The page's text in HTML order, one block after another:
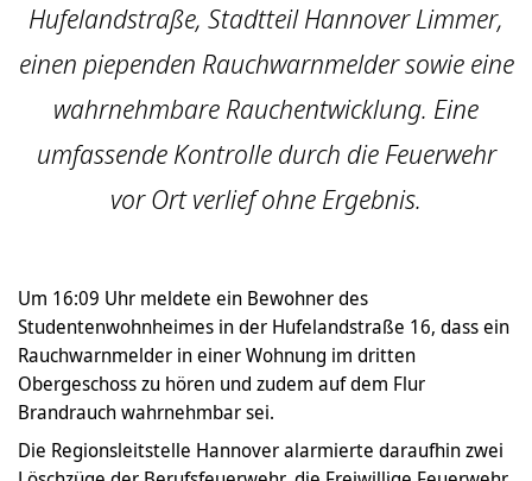
Hufelandstraße, Stadtteil Hannover Limmer,
einen piependen Rauchwarnmelder sowie eine
wahrnehmbare Rauchentwicklung. Eine
umfassende Kontrolle durch die Feuerwehr
vor Ort verlief ohne Ergebnis.
Um 16:09 Uhr meldete ein Bewohner des
Studentenwohnheimes in der Hufelandstraße 16, dass ein
Rauchwarnmelder in einer Wohnung im dritten
Obergeschoss zu hören und zudem auf dem Flur
Brandrauch wahrnehmbar sei.
Die Regionsleitstelle Hannover alarmierte daraufhin zwei